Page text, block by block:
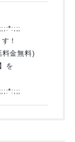
！
金無料)
を